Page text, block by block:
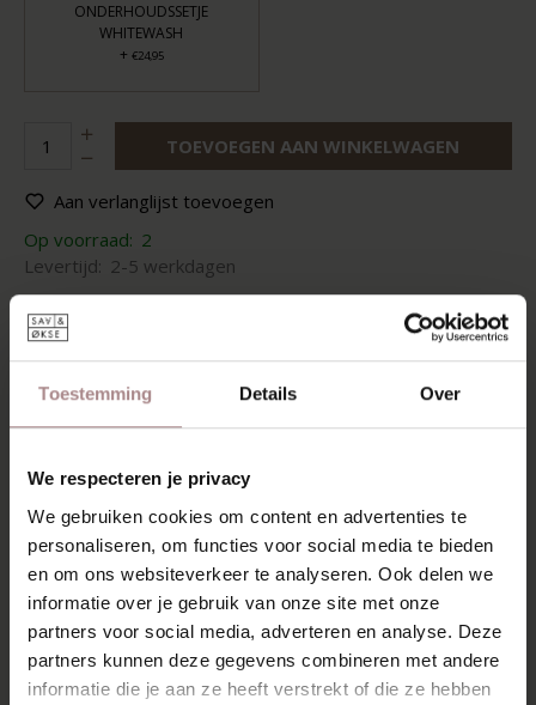
Toestemming Details Over
We respecteren je privacy
We gebruiken cookies om content en advertenties te
personaliseren, om functies voor social media te bieden
en om ons websiteverkeer te analyseren. Ook delen we
informatie over je gebruik van onze site met onze
partners voor social media, adverteren en analyse. Deze
partners kunnen deze gegevens combineren met andere
informatie die je aan ze heeft verstrekt of die ze hebben
ONDERHOUDSSETJE
WHITEWASH
+ €24,95
TOEVOEGEN AAN WINKELWAGEN
Aan verlanglijst toevoegen
Op voorraad: 2
Levertijd: 2-5 werkdagen
OMSCHRIJVING
Houten ronde uitschuifbare tafel Nonne biedt het knusse
van een ronde tafel en het gemak een rechthoekige tafel.
Het blad heeft een verfijnde verjonging aan de onderzijde
blad van 50 of 60 centimeter worden ingeschoven,
waarmee de tafel in een handomdraai geschikt wordt voor
6 tot 8 personen. De vier schuingeplaatste poten met
afgeronde hoeken blijven tijdens het uitschuiven stevig op
hun plek, wat zorgt voor stabiliteit én een rustige
vormgeving.
De uitschuifbladen van deze ronde uitschuifbare tafel
hangen onder het tafelblad. Ze hangen hierbij enigszins